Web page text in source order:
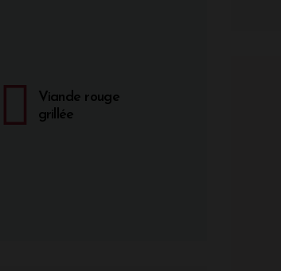
Viande rouge
grillée